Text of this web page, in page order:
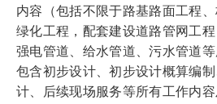
内容（包括不限于路基路面工程、
绿化工程，配套建设道路管网工程
强电管道、给水管道、污水管道等
包含初步设计、初步设计概算编
计、后续现场服务等所有工作内